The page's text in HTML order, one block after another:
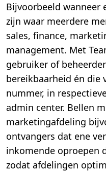
Bijvoorbeeld wanneer
zijn waar meerdere
sales, finance,
management. Met
gebruiker of
bereikbaarheid én die
nummer, in
admin center. Bellen
marketingafdeling
ontvangers dat ene
inkomende oproepen
zodat afdelingen